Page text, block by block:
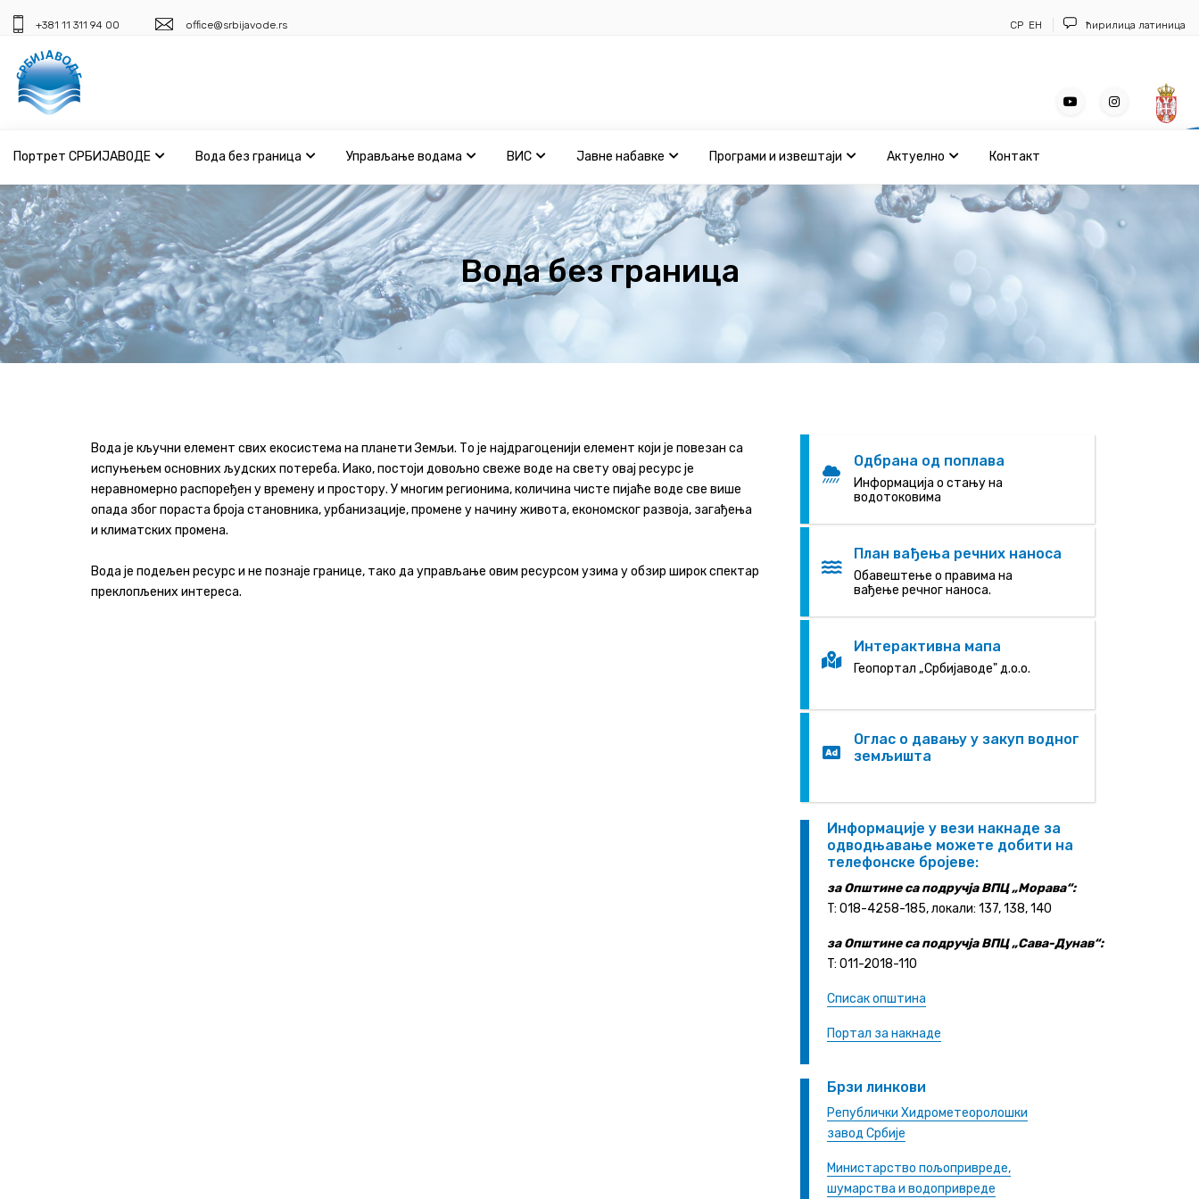
+381 11 311 94 00 office@srbijavode.rs СР ЕН ћирилица латиница
Портрет СРБИЈАВОДЕ Вода без граница Управљање водама ВИС Јавне набавке Програми и извештаји Актуелно Контакт
Портрет СРБИЈАВОДЕ
Вода без граница
Управљање водама
ВИС
Програми и извештаји
Вода без граница
Вода је кључни елемент свих екосистема на планети Земљи. То је најдрагоценији елемент који је повезан са
испуњењем основних људских потереба. Иако, постоји довољно свеже воде на свету овај ресурс је
неравномерно распоређен у времену и простору. У многим регионима, количина чисте пијаће воде све више
опада због пораста броја становника, урбанизације, промене у начину живота, економског развоја, загађења
и климатских промена.
Вода је подељен ресурс и не познаје границе, тако да управљање овим ресурсом узима у обзир широк спектар
преклопљених интереса.
Одбрана од поплава
Информација о стању на
водотоковима
План вађења речних наноса
Oбавештење о правима на
вађење речног наноса.
Интерактивна мапа
Геопортал „Србијаводе" д.о.о.
Оглас о давању у закуп водног
земљишта
Информације у вези накнаде за
одводњавање можете добити на
телефонске бројеве:
за Општине са подручја ВПЦ „Морава“:
T: 018-4258-185, локали: 137, 138, 140
за Општине са подручја ВПЦ „Сава-Дунав“:
T: 011-2018-110
Списак општина
Портал за накнаде
Брзи линкови
Републички Хидрометеоролошки
завод Србије
Министарство пољопривреде,
шумарства и водопривреде